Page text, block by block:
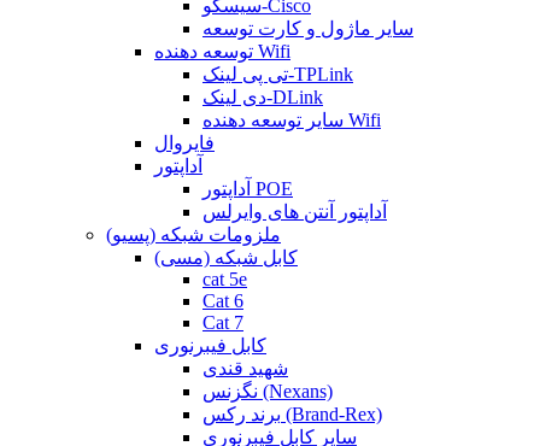
سیسکو-Cisco
سایر ماژول و کارت توسعه
توسعه دهنده Wifi
تی پی لینک-TPLink
دی لینک-DLink
سایر توسعه دهنده Wifi
فایروال
آداپتور
آداپتور POE
آداپتور آنتن های وایرلس
ملزومات شبکه (پسیو)
کابل شبکه (مسی)
cat 5e
Cat 6
Cat 7
کابل فیبرنوری
شهید قندی
نگزنس (Nexans)
برند رکس (Brand-Rex)
سایر کابل فیبرنوری